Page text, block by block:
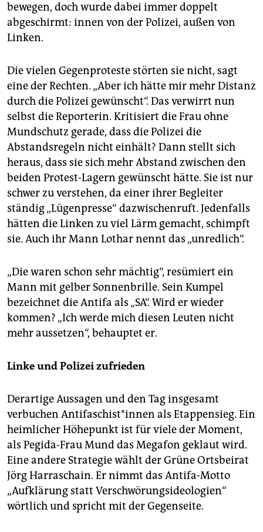
bewegen, doch wurde dabei immer doppelt
abgeschirmt: innen von der Polizei, außen von
Linken.
Die vielen Gegenproteste störten sie nicht, sagt
eine der Rechten. „Aber ich hätte mir mehr Distanz
durch die Polizei gewünscht“. Das verwirrt nun
selbst die Reporterin. Kritisiert die Frau ohne
Mundschutz gerade, dass die Polizei die
Abstandsregeln nicht einhält? Dann stellt sich
heraus, dass sie sich mehr Abstand zwischen den
beiden Protest-Lagern gewünscht hätte. Sie ist nur
schwer zu verstehen, da einer ihrer Begleiter
ständig „Lügenpresse“ dazwischenruft. Jedenfalls
hätten die Linken zu viel Lärm gemacht, schimpft
sie. Auch ihr Mann Lothar nennt das „unredlich“.
„Die waren schon sehr mächtig“, resümiert ein
Mann mit gelber Sonnenbrille. Sein Kumpel
bezeichnet die Antifa als „SA“. Wird er wieder
kommen? „Ich werde mich diesen Leuten nicht
mehr aussetzen“, behauptet er.
Linke und Polizei zufrieden
Derartige Aussagen und den Tag insgesamt
verbuchen Antifaschist*innen als Etappensieg. Ein
heimlicher Höhepunkt ist für viele der Moment,
als Pegida-Frau Mund das Megafon geklaut wird.
Eine andere Strategie wählt der Grüne Ortsbeirat
Jörg Harraschain. Er nimmt das Antifa-Motto
„Aufklärung statt Verschwörungsideologien“
wörtlich und spricht mit der Gegenseite.